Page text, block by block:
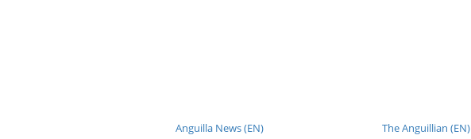
Anguilla News (EN) The Anguillian (EN)